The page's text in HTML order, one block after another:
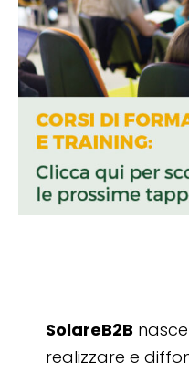
SolareB2B
realizzare e